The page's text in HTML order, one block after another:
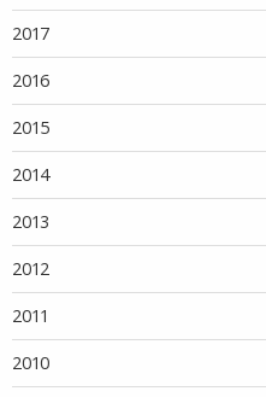
2017
2016
2015
2014
2013
2012
2011
2010